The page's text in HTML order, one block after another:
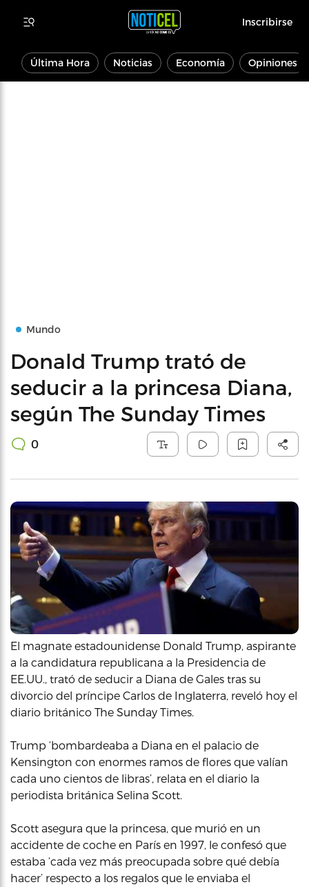
Inscribirse
Última Hora Noticias Economía Opiniones
Mundo
Donald Trump trató de
seducir a la princesa Diana,
según The Sunday Times
0
El magnate estadounidense Donald Trump, aspirante
a la candidatura republicana a la Presidencia de
EE.UU., trató de seducir a Diana de Gales tras su
divorcio del príncipe Carlos de Inglaterra, reveló hoy el
diario británico The Sunday Times.
Trump ‘bombardeaba a Diana en el palacio de
Kensington con enormes ramos de flores que valían
cada uno cientos de libras’, relata en el diario la
periodista británica Selina Scott.
Scott asegura que la princesa, que murió en un
accidente de coche en París en 1997, le confesó que
estaba ‘cada vez más preocupada sobre qué debía
hacer’ respecto a los regalos que le enviaba el